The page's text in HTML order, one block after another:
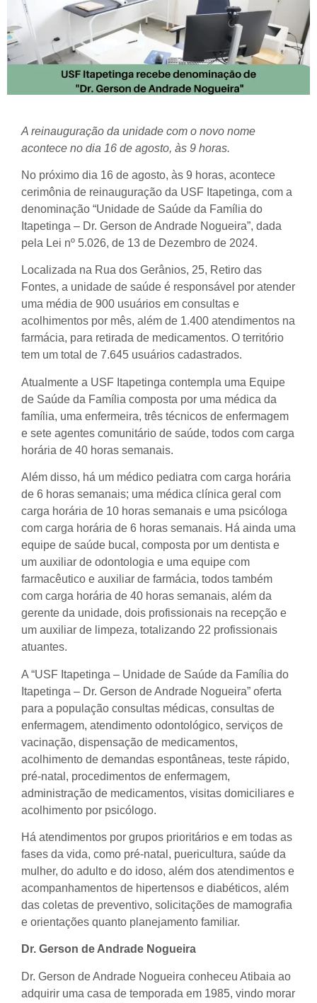
A reinauguração da unidade com o novo nome
acontece no dia 16 de agosto, às 9 horas.
No próximo dia 16 de agosto, às 9 horas, acontece
cerimônia de reinauguração da USF Itapetinga, com a
denominação “Unidade de Saúde da Família do
Itapetinga – Dr. Gerson de Andrade Nogueira”, dada
pela Lei nº 5.026, de 13 de Dezembro de 2024.
Localizada na Rua dos Gerânios, 25, Retiro das
Fontes, a unidade de saúde é responsável por atender
uma média de 900 usuários em consultas e
acolhimentos por mês, além de 1.400 atendimentos na
farmácia, para retirada de medicamentos. O território
tem um total de 7.645 usuários cadastrados.
Atualmente a USF Itapetinga contempla uma Equipe
de Saúde da Família composta por uma médica da
família, uma enfermeira, três técnicos de enfermagem
e sete agentes comunitário de saúde, todos com carga
horária de 40 horas semanais.
Além disso, há um médico pediatra com carga horária
de 6 horas semanais; uma médica clínica geral com
carga horária de 10 horas semanais e uma psicóloga
com carga horária de 6 horas semanais. Há ainda uma
equipe de saúde bucal, composta por um dentista e
um auxiliar de odontologia e uma equipe com
farmacêutico e auxiliar de farmácia, todos também
com carga horária de 40 horas semanais, além da
gerente da unidade, dois profissionais na recepção e
um auxiliar de limpeza, totalizando 22 profissionais
atuantes.
A “USF Itapetinga – Unidade de Saúde da Família do
Itapetinga – Dr. Gerson de Andrade Nogueira” oferta
para a população consultas médicas, consultas de
enfermagem, atendimento odontológico, serviços de
vacinação, dispensação de medicamentos,
acolhimento de demandas espontâneas, teste rápido,
pré-natal, procedimentos de enfermagem,
administração de medicamentos, visitas domiciliares e
acolhimento por psicólogo.
Há atendimentos por grupos prioritários e em todas as
fases da vida, como pré-natal, puericultura, saúde da
mulher, do adulto e do idoso, além dos atendimentos e
acompanhamentos de hipertensos e diabéticos, além
das coletas de preventivo, solicitações de mamografia
e orientações quanto planejamento familiar.
Dr. Gerson de Andrade Nogueira
Dr. Gerson de Andrade Nogueira conheceu Atibaia ao
adquirir uma casa de temporada em 1985, vindo morar